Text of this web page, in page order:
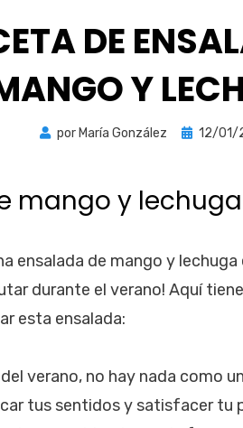
DE
Y
por María González
Publicada
12/01/
mango y lechuga
ensalada de mango y
durante el verano! Aquí
esta ensalada:
verano, no hay nada como
tus sentidos y satisfacer tu